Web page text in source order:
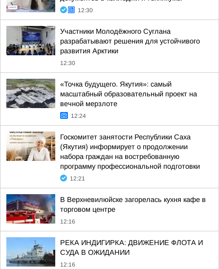
12:30
Участники Молодёжного Суглана
разрабатывают решения для устойчивого
развития Арктики
12:30
«Точка будущего. Якутия»: самый
масштабный образовательный проект на
вечной мерзлоте
12:24
Госкомитет занятости Республики Саха
(Якутия) информирует о продолжении
набора граждан на востребованную
программу профессиональной подготовки
12:21
В Верхневилюйске загорелась кухня кафе в
торговом центре
12:16
РЕКА ИНДИГИРКА: ДВИЖЕНИЕ ФЛОТА И
СУДА В ОЖИДАНИИ
12:16